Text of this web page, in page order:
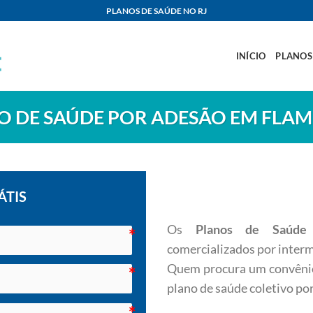
PLANOS DE SAÚDE NO RJ
INÍCIO PLANOS
DE SAÚDE POR ADESÃO EM
Os Planos de
comercializados por
Quem procura um
plano de saúde coletivo